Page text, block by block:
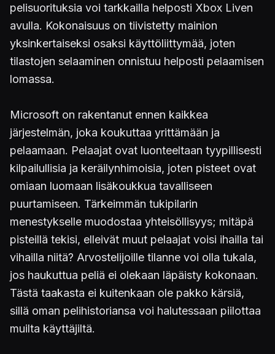
pelisuorituksia voi tarkkailla helposti Xbox Liven
avulla. Kokonaisuus on tiivistetty mainion
yksinkertaiseksi osaksi käyttöliittymää, joten
tilastojen selaaminen onnistuu helposti pelaamisen
lomassa.
Microsoft on rakentanut ennen kaikkea
järjestelmän, joka koukuttaa yrittämään ja
pelaamaan. Pelaajat ovat luonteeltaan tyypillisesti
kilpailullisia ja keräilynhimoisia, joten pisteet ovat
omiaan luomaan lisäkoukkua tavalliseen
puurtamiseen. Tärkeimmän tukipilarin
menestykselle muodostaa yhteisöllisyys; mitäpä
pisteillä tekisi, elleivät muut pelaajat voisi ihailla tai
vihailla niitä? Arvostelijoille tilanne voi olla tukala,
jos haukuttua peliä ei olekaan läpäisty kokonaan.
Tästä taakasta ei kuitenkaan ole pakko kärsiä,
sillä oman pelihistoriansa voi halutessaan piilottaa
muilta käyttäjiltä.